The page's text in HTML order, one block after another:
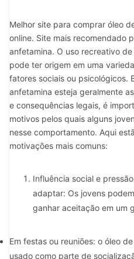
Melhor site para comprar óleo
online. Site mais recomendado
anfetamina. O uso recreativo
pode ter origem em uma
fatores sociais ou psicológicos.
anfetamina esteja geralmente
e consequências legais, é
motivos pelos quais alguns
nesse comportamento. Aqui
motivações mais comuns:
Influência social e
adaptar: Os jovens
ganhar aceitação em um
Em festas ou reuniões: o óleo
usado como parte de